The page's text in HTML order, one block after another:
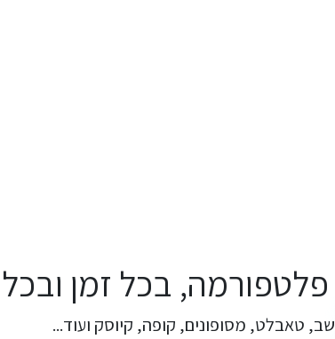
בכל זמן
טאבלט, מסופונים, קופה, קיוסק ועוד...